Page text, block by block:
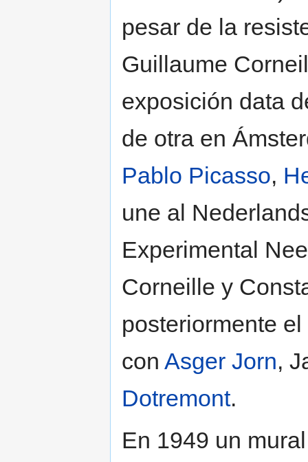
pesar de la
Guillaume
exposición data
de otra en
Pablo Picasso,
une al
Experimental
Corneille y
posteriormente
con Asger Jorn,
Dotremont.
En 1949 un